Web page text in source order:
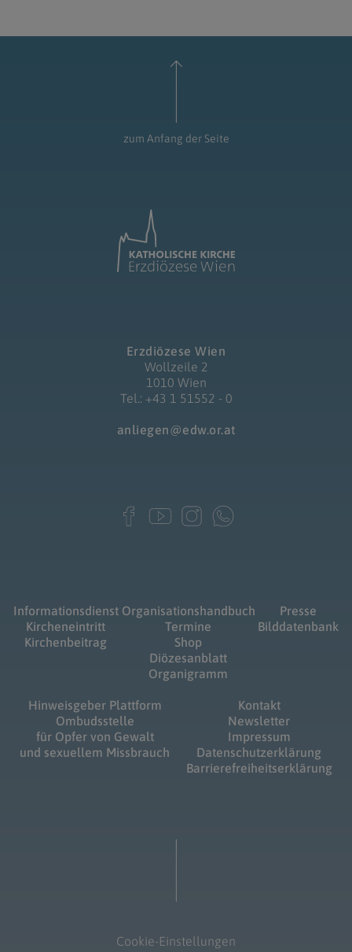
zum Anfang der Seite
Erzdiözese Wien
Wollzeile 2
1010 Wien
Tel.: +43 1 51552 - 0
anliegen@edw.or.at
Informationsdienst
Kircheneintritt
Kirchenbeitrag
Organisationshandbuch
Termine
Shop
Diözesanblatt
Organigramm
Presse
Bilddatenbank
Hinweisgeber Plattform
Ombudsstelle
für Opfer von Gewalt
und sexuellem Missbrauch
Kontakt
Newsletter
Impressum
Datenschutzerklärung
Barrierefreiheitserklärung
Cookie-Einstellungen